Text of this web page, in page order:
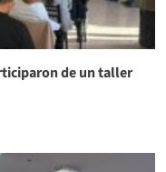
de un taller